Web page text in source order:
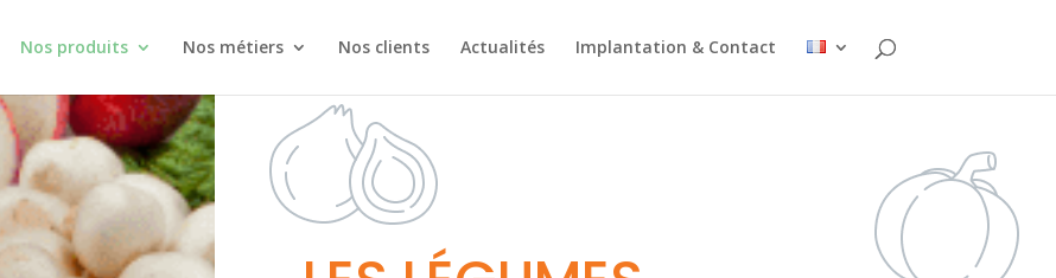
Nos produits Nos métiers Nos clients Actualités Implantation & Contact